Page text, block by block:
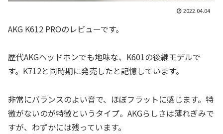
2022.04.04
AKG K612 PROのレビューです。
歴代AKGヘッドホンでも地味な、K601の後継モデルで
す。K712と同時期に発売したと記憶しています。
非常にバランスのよい音で、ほぼフラットに感じます。特
徴がないのが特徴というタイプ。AKGらしさは薄れぎみで
すが、わずかには残っています。